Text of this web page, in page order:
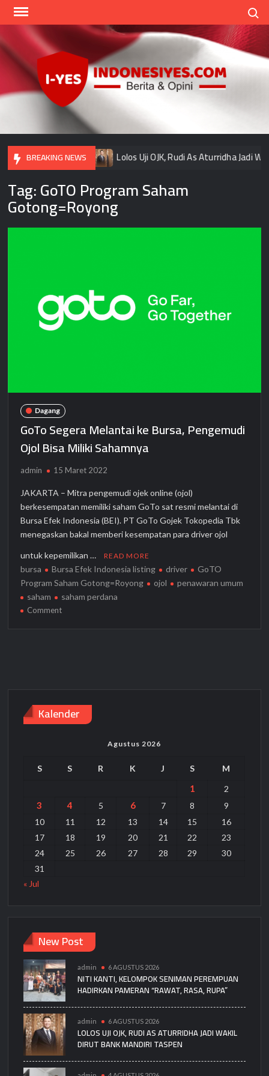
Skip
BREAKING NEWS
Rasa, Rupa” Lolos Uji OJK, Rudi As Aturridha Jadi
Tag:GoTO Program Saham
Gotong=Royong
Dagang
GoTo Segera Melantai ke Bursa, Pengemudi
Ojol Bisa Miliki Sahamnya
admin 15 Maret 2022
JAKARTA – Mitra pengemudi ojek online (ojol)
berkesempatan memiliki saham GoTo sat resmi melantai di
Bursa Efek Indonesia (BEI). PT GoTo Gojek Tokopedia Tbk
menegaskan bakal memberi kesempatan para driver ojol
untuk kepemilikan … READ MORE
bursa Bursa Efek Indonesia listing driver
GoTO
Program Saham Gotong=Royong
ojol
penawaran umum
saham
saham perdana
Commenton
Bisa
Kalender
Agustus 2026
S S R K J S M
1 2
3 4 5 6 7 8
9
10
11 12 13 14 15
16
17
18 19 20 21 22
23
24
25 26 27 28 29
30
31
« Jul
New Post
admin 6 AGUSTUS 2026
NITI KANTI, KELOMPOK SENIMAN PEREMPUAN
HADIRKAN PAMERAN “RAWAT, RASA, RUPA”
admin 6 AGUSTUS 2026
LOLOS UJI OJK, RUDI AS ATURRIDHA JADI WAKIL
DIRUT BANK MANDIRI TASPEN